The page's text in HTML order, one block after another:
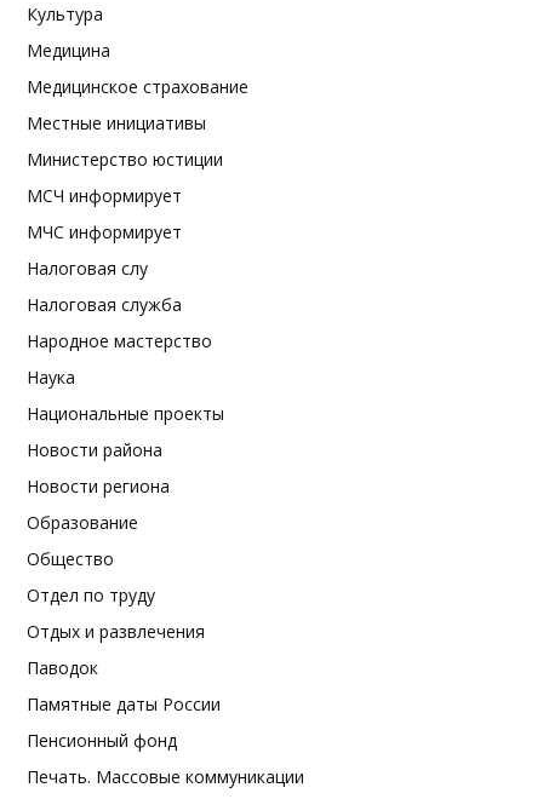
Культура
Медицина
Медицинское страхование
Местные инициативы
Министерство юстиции
МСЧ информирует
МЧС информирует
Налоговая слу
Налоговая служба
Народное мастерство
Наука
Национальные проекты
Новости района
Новости региона
Образование
Общество
Отдел по труду
Отдых и развлечения
Паводок
Памятные даты России
Пенсионный фонд
Печать. Массовые коммуникации